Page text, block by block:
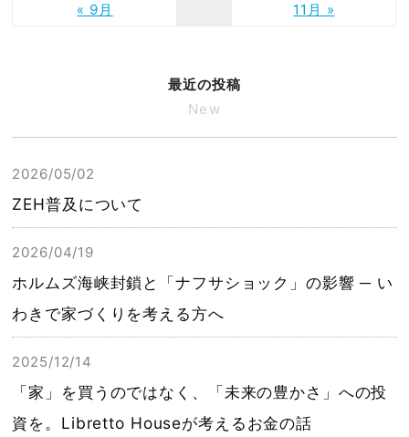
« 9月 11月 »
最近の投稿
New
2026/05/02
ZEH普及について
2026/04/19
ホルムズ海峡封鎖と「ナフサショック」の影響 ─ い
わきで家づくりを考える方へ
2025/12/14
「家」を買うのではなく、「未来の豊かさ」への投
資を。Libretto Houseが考えるお金の話